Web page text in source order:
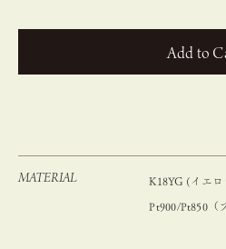
カートに入
MATERIAL K18YG (イエ
Pt900/Pt850（